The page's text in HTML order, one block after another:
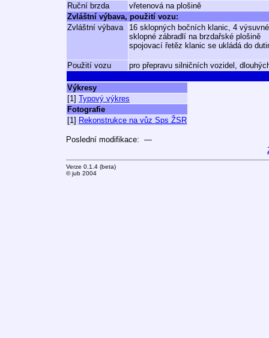
Ruční brzda
vřetenová na plošině
Zvláštní výbava, použití vozu:
Zvláštní výbava
16 sklopných bočních klanic, 4
sklopné zábradlí na brzdařské plošině
spojovací řetěz klanic se ukládá do
Použití vozu pro přepravu silničních vozidel,
Výkresy
[1] Typový výkres
Fotografie
[1] Rekonstrukce na vůz Sps ŽSR
Poslední modifikace: —
Verze 0.1.4 (beta)
© jub 2004